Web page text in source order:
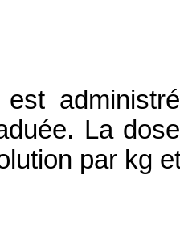
est
La
par kg